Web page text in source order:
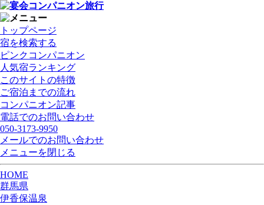
トップページ
宿を検索する
ピンクコンパニオン
人気宿ランキング
このサイトの特徴
ご宿泊までの流れ
コンパニオン記事
電話でのお問い合わせ
050-3173-9950
メールでのお問い合わせ
メニューを閉じる
HOME
群馬県
伊香保温泉